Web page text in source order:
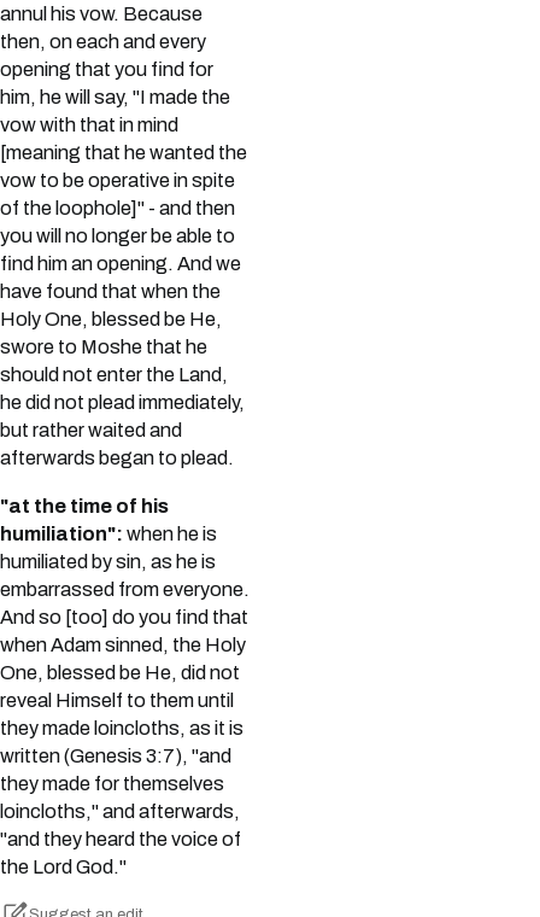
annul his vow. Because
then, on each and every
opening that you find for
him, he will say, "I made the
vow with that in mind
[meaning that he wanted the
vow to be operative in spite
of the loophole]" - and then
you will no longer be able to
find him an opening. And we
have found that when the
Holy One, blessed be He,
swore to Moshe that he
should not enter the Land,
he did not plead immediately,
but rather waited and
afterwards began to plead.
"at the time of his
humiliation": when he is
humiliated by sin, as he is
embarrassed from everyone.
And so [too] do you find that
when Adam sinned, the Holy
One, blessed be He, did not
reveal Himself to them until
they made loincloths, as it is
written (Genesis 3:7), "and
they made for themselves
loincloths," and afterwards,
"and they heard the voice of
the Lord God."